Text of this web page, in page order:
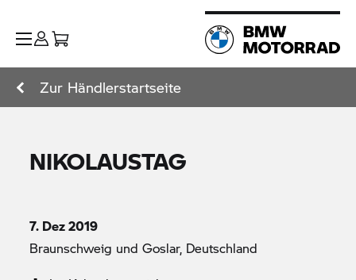
Zur Händlerstartseite
NIKOLAUSTAG
7. Dez 2019
Braunschweig und Goslar, Deutschland